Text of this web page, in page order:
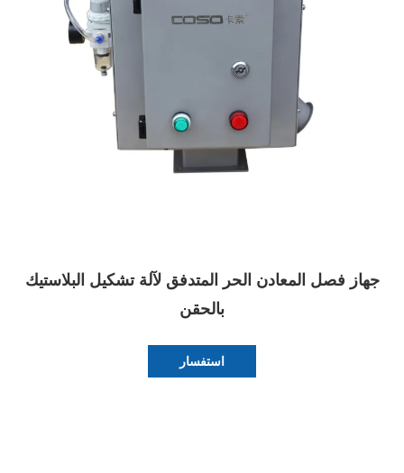
جهاز فصل المعادن الحر المتدفق لآلة تشكيل البلاستيك
بالحقن
استفسار